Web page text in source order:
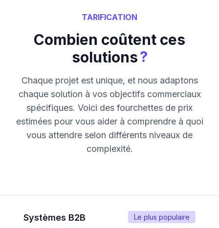
TARIFICATION
Combien coûtent ces
solutions?
Chaque projet est unique, et nous adaptons
chaque solution à vos objectifs commerciaux
spécifiques. Voici des fourchettes de prix
estimées pour vous aider à comprendre à quoi
vous attendre selon différents niveaux de
complexité.
Le plus populaire
Systèmes B2B